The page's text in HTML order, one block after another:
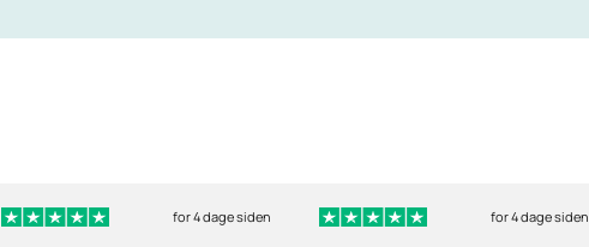
for 4 dage siden for 4 dage siden